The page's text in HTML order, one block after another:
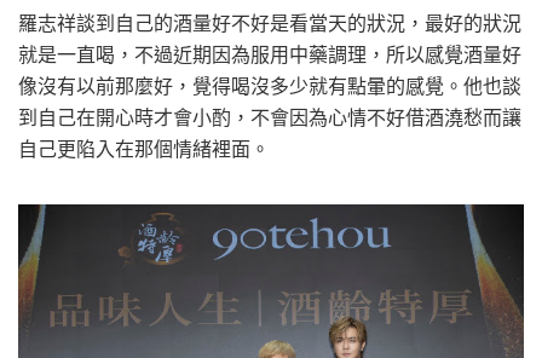
羅志祥談到自己的酒量好不好是看當天的狀況，最好的狀況
就是一直喝，不過近期因為服用中藥調理，所以感覺酒量好
像沒有以前那麼好，覺得喝沒多少就有點暈的感覺。他也談
到自己在開心時才會小酌，不會因為心情不好借酒澆愁而讓
自己更陷入在那個情緒裡面。